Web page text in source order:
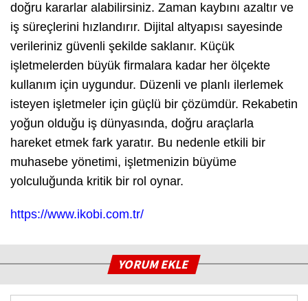
doğru kararlar alabilirsiniz. Zaman kaybını azaltır ve
iş süreçlerini hızlandırır. Dijital altyapısı sayesinde
verileriniz güvenli şekilde saklanır. Küçük
işletmelerden büyük firmalara kadar her ölçekte
kullanım için uygundur. Düzenli ve planlı ilerlemek
isteyen işletmeler için güçlü bir çözümdür. Rekabetin
yoğun olduğu iş dünyasında, doğru araçlarla
hareket etmek fark yaratır. Bu nedenle etkili bir
muhasebe yönetimi, işletmenizin büyüme
yolculuğunda kritik bir rol oynar.
https://www.ikobi.com.tr/
YORUM EKLE